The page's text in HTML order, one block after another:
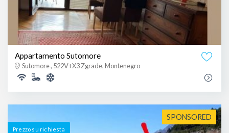
Appartamento Sutomore
Sutomore , 522V+X3 Zgrade, Montenegro
SPONSORED
Prezzo su richiesta